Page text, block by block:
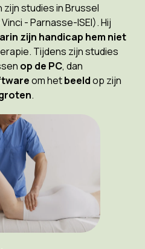
studies in Brussel
- Parnasse-ISEI). Hij
zijn handicap hem niet
Tijdens zijn studies
op de PC, dan
om hetbeeldop zijn
.